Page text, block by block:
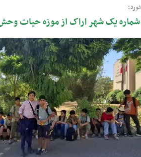
شماره یک شهر اراک از موزه حیات